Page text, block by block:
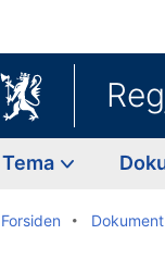
Tema
Forsiden Dokument